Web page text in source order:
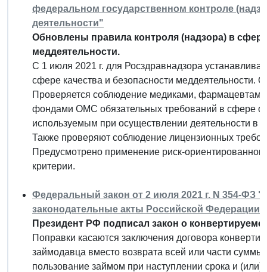
федеральном государственном контроле
деятельности"
Обновлены правила контроля (надзора) в
меддеятельности.
С 1 июля 2021 г. для Росздравнадзора
сфере качества и безопасности меддеятельности.
Проверяется соблюдение медиками,
фондами ОМС обязательных требований в сфере
используемым при осуществлении деятельности в
Также проверяют соблюдение лицензионных
Предусмотрено применение риск-
критерии.
Федеральный закон от 2 июля 2021 г. N 354-ФЗ
законодательные акты Российской Федерации"
Президент РФ подписал закон о
Поправки касаются заключения договора
займодавца вместо возврата всей или части
пользование займом при наступлении срока и